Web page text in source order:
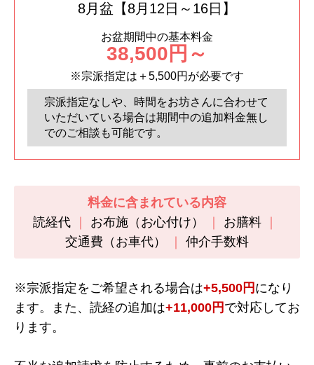
8月盆【8月12日～16日】
お盆期間中の基本料金
38,500円～
※宗派指定は＋5,500円が必要です
宗派指定なしや、時間をお坊さんに合わせて
いただいている場合は期間中の追加料金無し
でのご相談も可能です。
料金に含まれている内容
読経代
お布施（お心付け）
お膳料
交通費（お車代）
仲介手数料
※宗派指定をご希望される場合は+5,500円 になり
ます。また、読経の追加は+11,000円 で対応してお
ります。